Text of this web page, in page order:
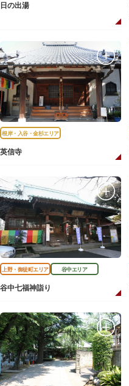
日の出湯
根岸・入谷・金杉エリア
英信寺
上野・御徒町エリア 谷中エリア
谷中七福神詣り